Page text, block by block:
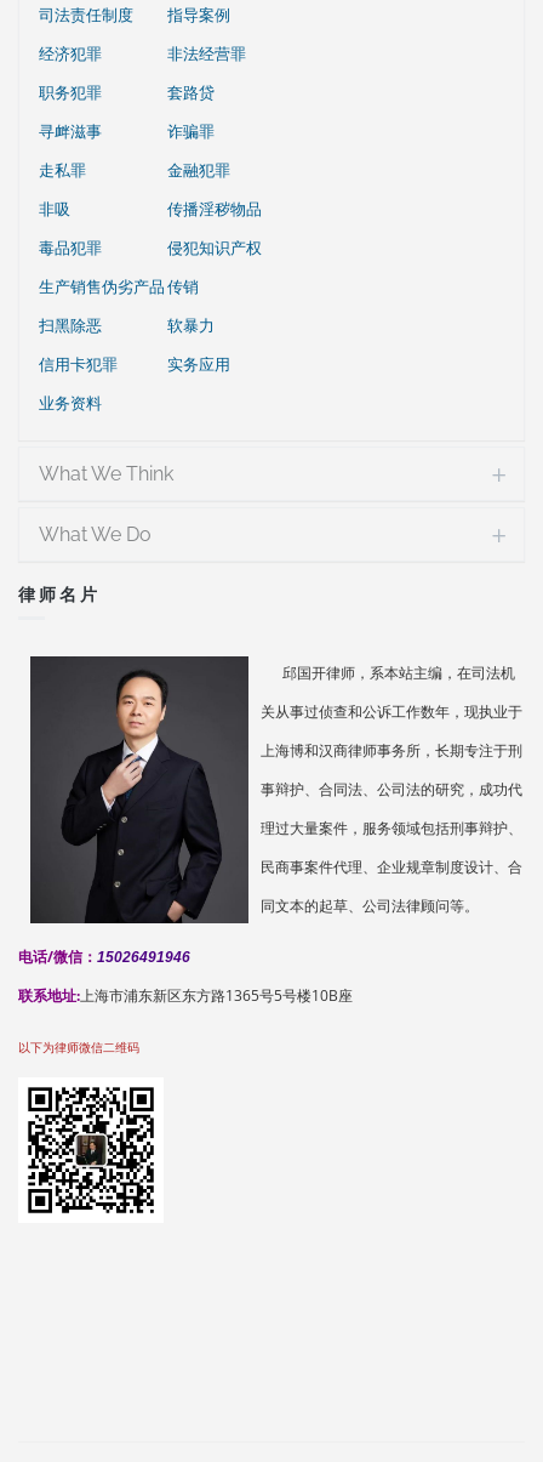
司法责任制度
指导案例
经济犯罪
非法经营罪
职务犯罪
套路贷
寻衅滋事
诈骗罪
走私罪
金融犯罪
非吸
传播淫秽物品
毒品犯罪
侵犯知识产权
生产销售伪劣产品传销
扫黑除恶
软暴力
信用卡犯罪
实务应用
业务资料
What We Think
What We Do
律师名片
邱国开律师，系本站主编，在司法机
关从事过侦查和公诉工作数年，现执业于
上海博和汉商律师事务所，长期专注于刑
事辩护、合同法、公司法的研究，成功代
理过大量案件，服务领域包括刑事辩护、
民商事案件代理、企业规章制度设计、合
同文本的起草、公司法律顾问等。
电话/微信： 15026491946
联系地址:上海市浦东新区东方路1365号5号楼10B座
以下为律师微信二维码